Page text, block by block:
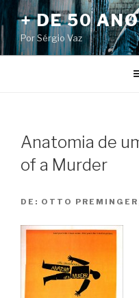
Pular
para
o
conteúdo
+ DE 50
Por Sérgio Vaz
Anatomia de
of a Murder
DE: OTTO